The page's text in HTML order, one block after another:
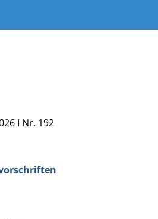
I Nr. 192